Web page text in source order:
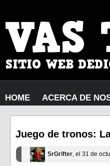
HOME ACERCA DE
Juego de tronos:
SrGrifter, el 31 de